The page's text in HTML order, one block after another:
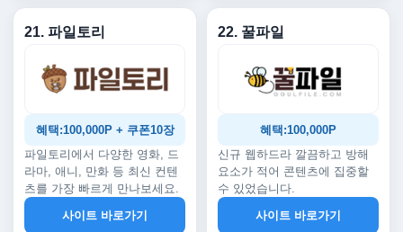
21. 파일토리
혜택:100,000P + 쿠폰10장
파일토리에서 다양한 영화, 드
라마, 애니, 만화 등 최신 컨텐
츠를 가장 빠르게 만나보세요.
사이트 바로가기
22. 꿀파일
혜택:100,000P
신규 웹하드라 깔끔하고 방해
요소가 적어 콘텐츠에 집중할
수 있었습니다.
사이트 바로가기